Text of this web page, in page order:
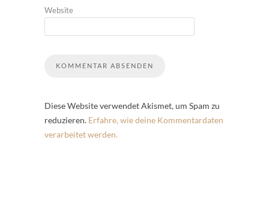
Website
Diese Website verwendet Akismet, um Spam zu
reduzieren. Erfahre, wie deine Kommentardaten
verarbeitet werden.